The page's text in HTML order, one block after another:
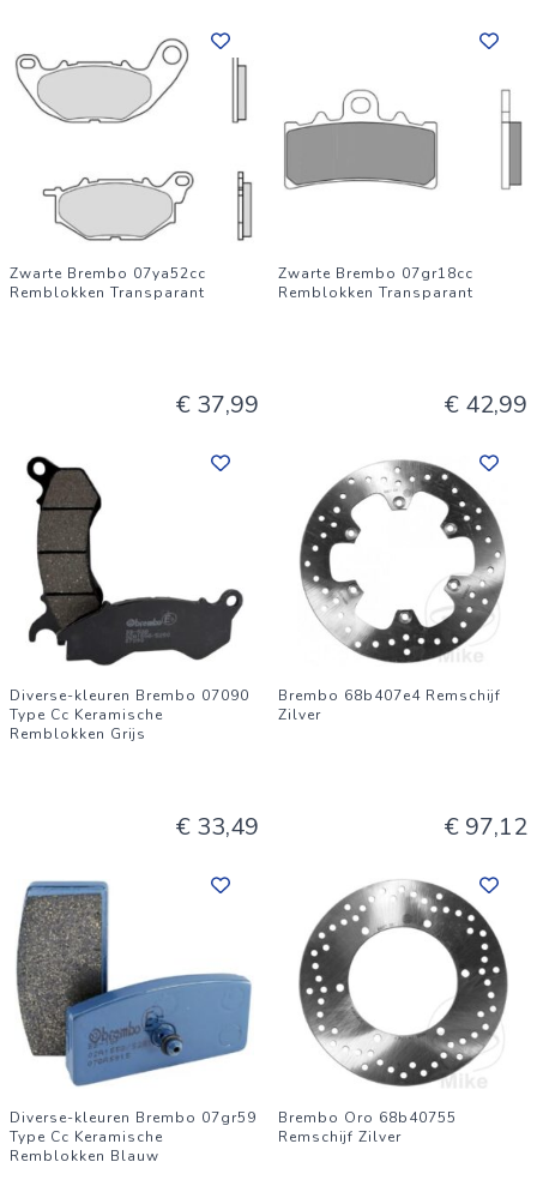
Zwarte Brembo 07ya52cc
Remblokken Transparant
€ 37,99
Zwarte Brembo 07gr18cc
Remblokken Transparant
€ 42,99
Diverse-kleuren Brembo 07090
Type Cc Keramische
Remblokken Grijs
€ 33,49
Brembo 68b407e4 Remschijf
Zilver
€ 97,12
Diverse-kleuren Brembo 07gr59
Type Cc Keramische
Remblokken Blauw
Brembo Oro 68b40755
Remschijf Zilver